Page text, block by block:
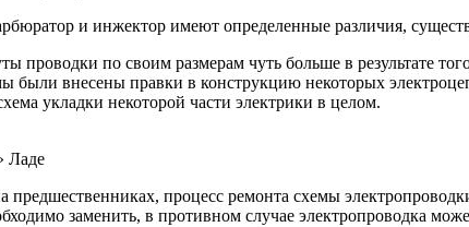
и инжектор имеют определенные различия,
проводки по своим размерам чуть больше в результате
были внесены правки в конструкцию некоторых
укладки некоторой части электрики в целом.
Ладе
предшественниках, процесс ремонта схемы
заменить, в противном случае электропроводка